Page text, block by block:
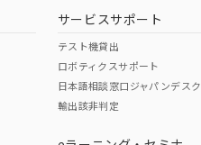
サービスサポート
テスト機貸出
ロボティクスサポート
日本語相談窓口ジャパンデスク
輸出該非判定